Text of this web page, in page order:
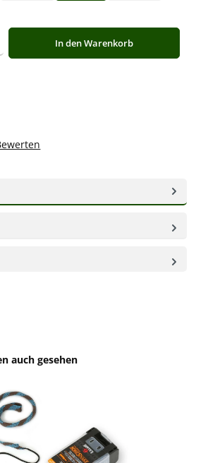
gewünschten Wert ein oder benutze die
In den Warenkorb
auch gesehen